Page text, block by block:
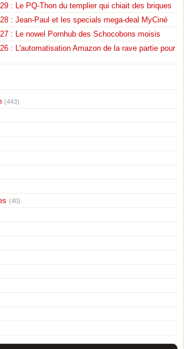
: Le PQ-Thon du templier qui chiait des briques
: Jean-Paul et les specials mega-deal MyCiné
: Le nowel Pornhub des Schocobons moisis
: L'automatisation Amazon de la rave partie pour
(443)
(40)